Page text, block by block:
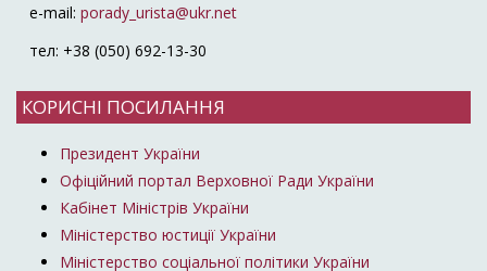
e-mail: porady_urista@ukr.net
тел: +38 (050) 692-13-30
КОРИСНІ ПОСИЛАННЯ
Президент України
Офіційний портал Верховної Ради України
Кабінет Міністрів України
Міністерство юстиції України
Міністерство соціальної політики України